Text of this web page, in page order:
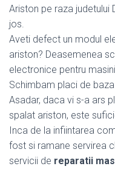
Ariston pe raza judetului
jos.
Aveti defect un modul
ariston? Deasemenea
electronice pentru
Schimbam placi de
Asadar, daca vi s-a ars
spalat ariston, este
Inca de la infiintarea
fost si ramane servirea
servicii de reparatii